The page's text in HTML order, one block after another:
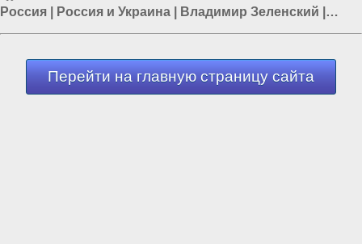
Россия
Россия и Украина Владимир Зеленский
Евреи в Киеве|Россия и Запад
Перейти на главную страницу сайта